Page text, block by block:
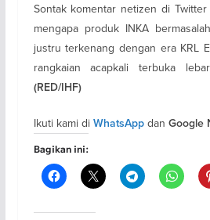
Sontak komentar netizen di
mengapa produk INKA
justru terkenang dengan era KRL
rangkaian acapkali terbuka
(RED/IHF)
Ikuti kami di WhatsAppdan Google
Bagikan ini: